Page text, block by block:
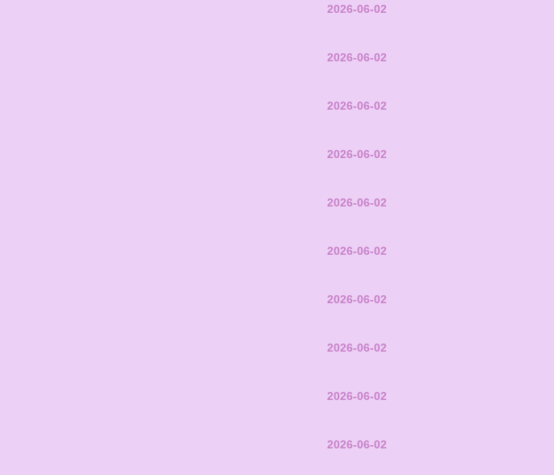
2026-06-02
2026-06-02
2026-06-02
2026-06-02
2026-06-02
2026-06-02
2026-06-02
2026-06-02
2026-06-02
2026-06-02